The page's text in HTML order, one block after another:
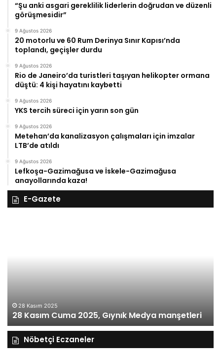
“Şu anki asgari gereklilik liderlerin doğrudan ve düzenli
görüşmesidir”
9 Ağustos 2026
20 motorlu ve 60 Rum Derinya Sınır Kapısı’nda
toplandı, geçişler durdu
9 Ağustos 2026
Rio de Janeiro’da turistleri taşıyan helikopter ormana
düştü: 4 kişi hayatını kaybetti
9 Ağustos 2026
YKS tercih süreci için yarın son gün
9 Ağustos 2026
Metehan’da kanalizasyon çalışmaları için imzalar
LTB’de atıldı
9 Ağustos 2026
Lefkoşa-Gazimağusa ve İskele-Gazimağusa
anayollarında kaza!
E-Gazete
27 Kasım Perşembe 2025, Gıynık Medya
manşetleri
Nöbetçi Eczaneler